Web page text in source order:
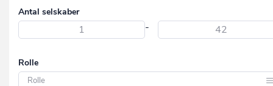
Assens
Bornholm
Aalborg
Aalborg SV
Aalborg Øst
Antal selskaber
-
Rolle